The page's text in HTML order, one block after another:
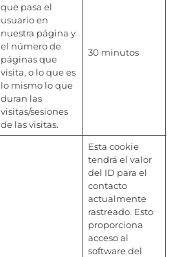
que pasa el
usuario en
nuestra página y
el número de
páginas que
visita, o lo que es
lo mismo lo que
duran las
visitas/sesiones
de las visitas.
30 minutos
Esta cookie
tendrá el valor
del ID para el
contacto
actualmente
rastreado. Esto
proporciona
acceso al
software del